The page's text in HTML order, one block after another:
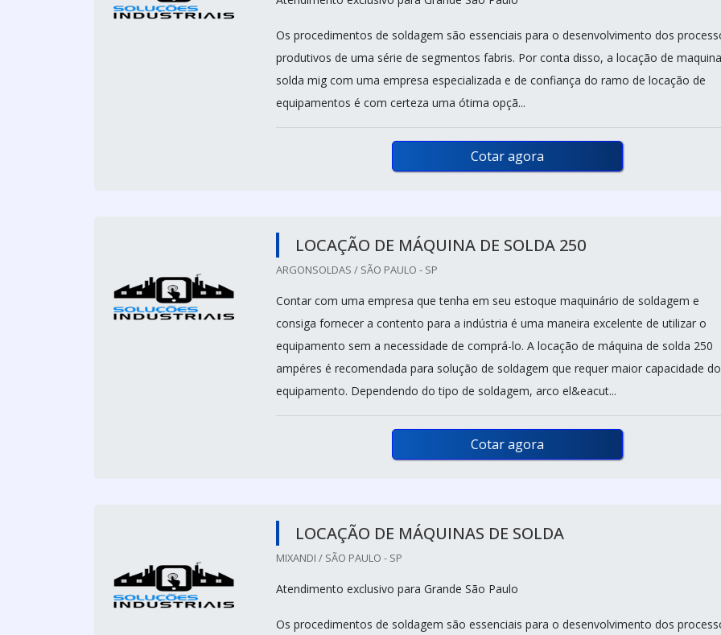
Os procedimentos de soldagem são essenciais para o desenvolvimento dos
produtivos de uma série de segmentos fabris. Por conta disso, a locação de
solda mig com uma empresa especializada e de confiança do ramo de locação de
equipamentos é com certeza uma ótima opçã...
Cotar agora
LOCAÇÃO DE MÁQUINA DE SOLDA 250
ARGONSOLDAS / SÃO PAULO - SP
Contar com uma empresa que tenha em seu estoque maquinário de soldagem e
consiga fornecer a contento para a indústria é uma maneira excelente de utilizar o
equipamento sem a necessidade de comprá-lo. A locação de máquina de solda 250
ampéres é recomendada para solução de soldagem que requer maior capacidade do
equipamento. Dependendo do tipo de soldagem, arco el&eacut...
Cotar agora
LOCAÇÃO DE MÁQUINAS DE SOLDA
MIXANDI / SÃO PAULO - SP
Atendimento exclusivo para Grande São Paulo
Os procedimentos de soldagem são essenciais para o desenvolvimento dos